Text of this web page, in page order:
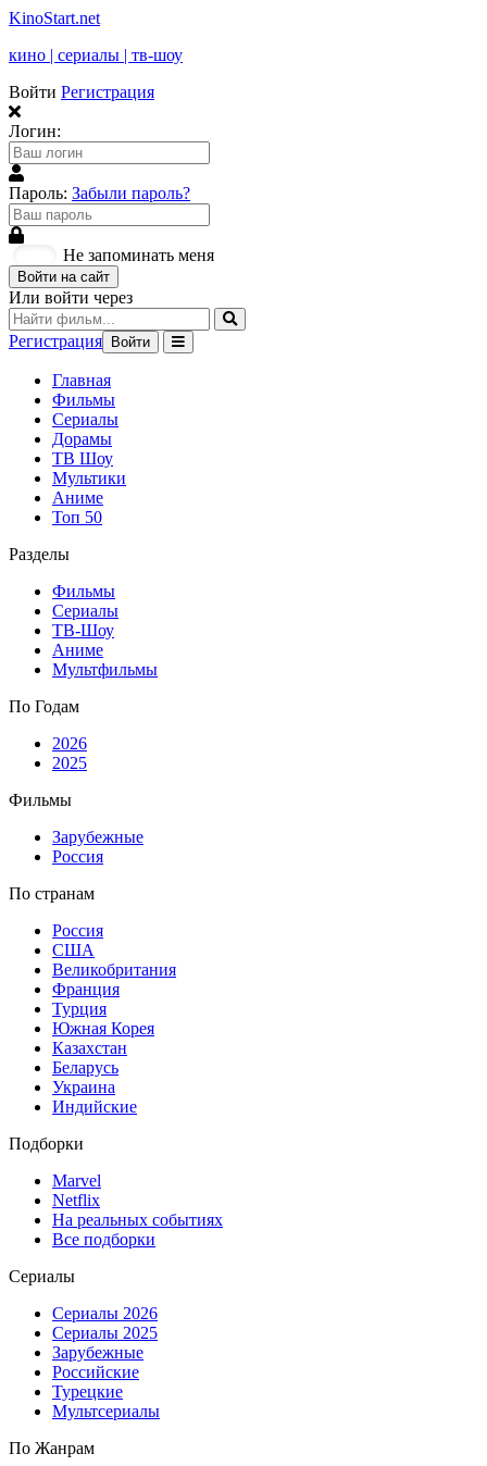
KinoStart.net
кино | сериалы | тв-шоу
Войти Регистрация
Логин:
Пароль: Забыли пароль?
Не запоминать меня
Войти на сайт
Или войти через
Регистрация Войти
Главная
Фильмы
Сериалы
Дорамы
ТВ Шоу
Мультики
Аниме
Топ 50
Разделы
Фильмы
Сериалы
ТВ-Шоу
Аниме
Мультфильмы
По Годам
2026
2025
Фильмы
Зарубежные
Россия
По странам
Россия
США
Великобритания
Франция
Турция
Южная Корея
Казахстан
Беларусь
Украина
Индийские
Подборки
Marvel
Netflix
На реальных событиях
Все подборки
Сериалы
Сериалы 2026
Сериалы 2025
Зарубежные
Российские
Турецкие
Мультсериалы
По Жанрам